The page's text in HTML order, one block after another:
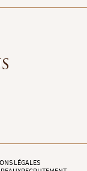
LÉGALES